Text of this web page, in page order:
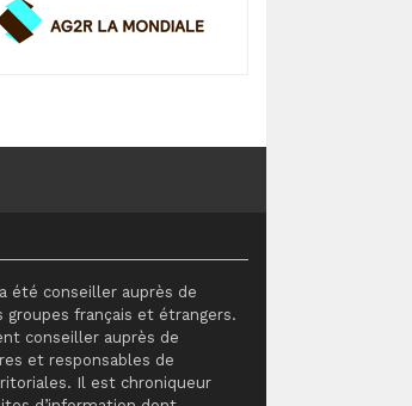
été conseiller auprès de
groupes français et étrangers.
conseiller auprès de
et responsables de
Il est chroniqueur